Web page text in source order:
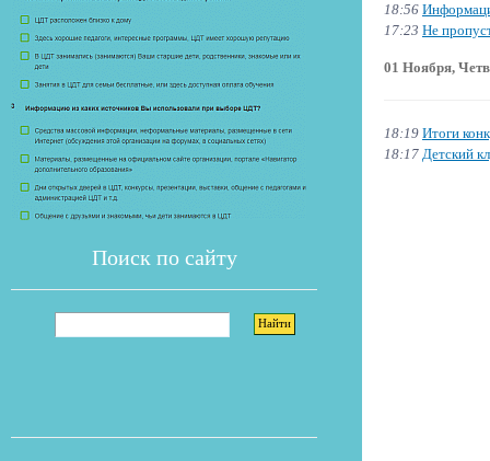
Если
Поиск по сайту
18:56
17:23 Не
01 Ноября,
18:19 Итоги
18:17 Детский